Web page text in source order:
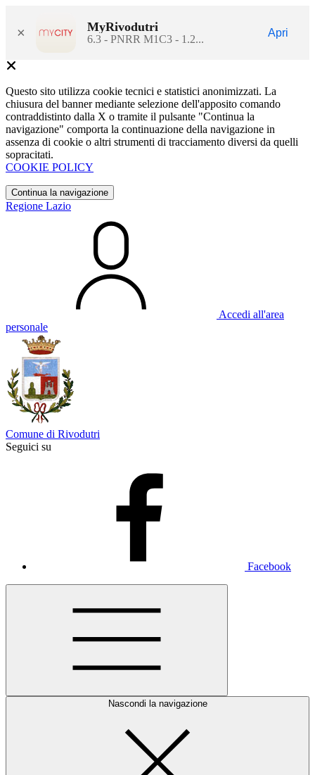
× MyRivodutri
6.3 - PNRR M1C3 - 1.2...
Apri
Questo sito utilizza cookie tecnici e statistici anonimizzati. La
chiusura del banner mediante selezione dell'apposito comando
contraddistinto dalla X o tramite il pulsante "Continua la
navigazione" comporta la continuazione della navigazione in
assenza di cookie o altri strumenti di tracciamento diversi da quelli
sopracitati.
COOKIE POLICY
Continua la navigazione
Regione Lazio
Accedi all'area
personale
Comune di Rivodutri
Seguici su
Facebook
Nascondi la navigazione